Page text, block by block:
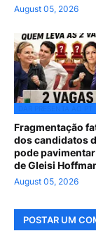
August 05, 2026
Fragmentação
dos candidatos
pode
de Gleisi
August 05, 2026
POSTAR UM